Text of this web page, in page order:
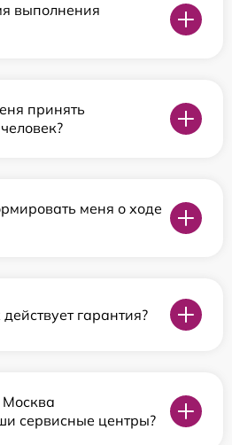
выполнения
принять
меня о ходе
гарантия?
сервисные центры?